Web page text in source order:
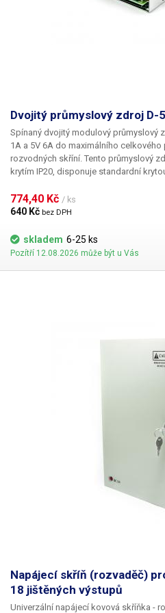
Dvojitý průmyslový zdroj D-
Spínaný dvojitý modulový průmyslový
1A a 5V 6A do maximálního celkového
rozvodných skříní. Tento průmyslový
krytím IP20, disponuje standardní
disponuje ochranou proti zkratu a
110V AC. Součástí zdroje
je i
zdroje +/-10%. Trimr upravuje oba
cca 4,7V - 5,7V a u 24V větve 22,5V - 27,5V. Zdroj je vhodný pro
774,40 Kč / ks
640 Kč bez DPH
skladem 6-25 ks
Pozítří 12.08.2026 může být u Vás
Napájecí skříň (rozvaděč)
18 jištěných výstupů
Univerzální napájecí kovová skříňka -